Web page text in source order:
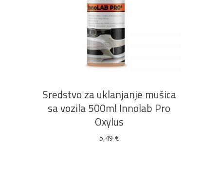
DODAJ U KOŠARICU
Sredstvo za uklanjanje mušica
sa vozila 500ml Innolab Pro
Oxylus
5,49 €